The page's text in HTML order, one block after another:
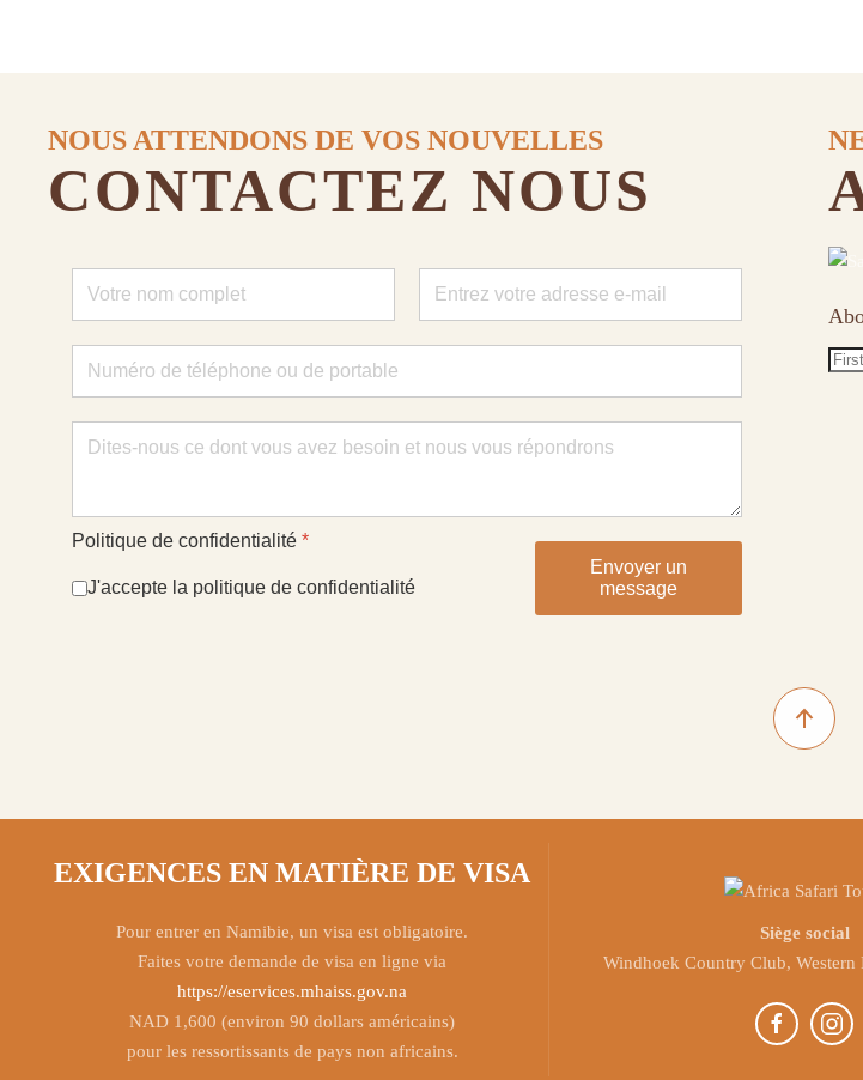
NOUS ATTENDONS DE VOS NOUVELLES
CONTACTEZ NOUS
Politique de confidentialité *
J'accepte la politique de confidentialité
Envoyer un
message
EXIGENCES EN MATIÈRE DE VISA
Pour entrer en Namibie, un visa est obligatoire.
Faites votre demande de visa en ligne via
https://eservices.mhaiss.gov.na
NAD 1,600 (environ 90 dollars américains)
pour les ressortissants de pays non africains.
Siège social
Windhoek Country Club, Western